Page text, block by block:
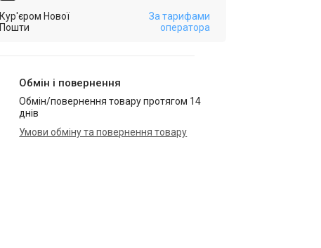
Кур'єром Нової
Пошти
За тарифами
оператора
Обмін і повернення
Обмін/повернення товару протягом 14
днів
Умови обміну та повернення товару